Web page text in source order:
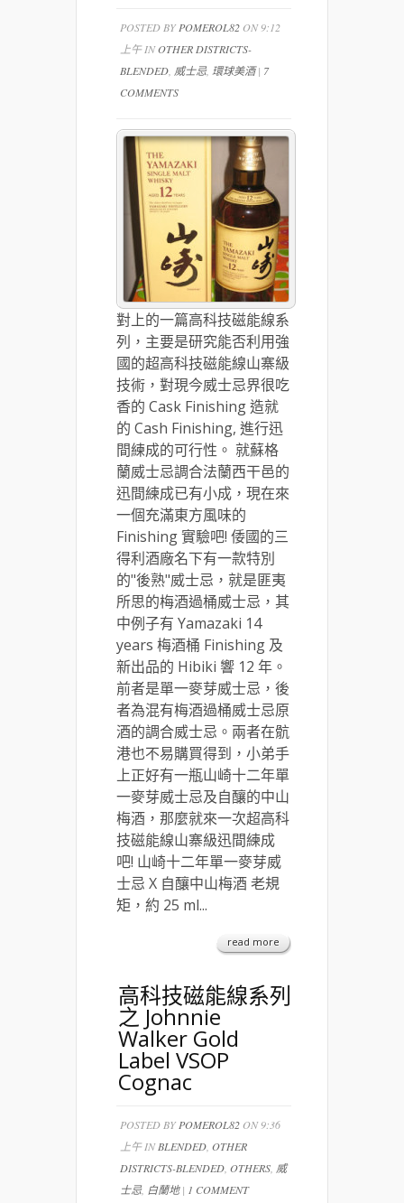
POSTED BY POMEROL82 ON 9:12
上午 INOTHER DISTRICTS-
BLENDED 威士忌, 環球美酒| 7
COMMENTS
對上的一篇高科技磁能線系
列，主要是研究能否利用強
國的超高科技磁能線山寨級
技術，對現今威士忌界很吃
香的 Cask Finishing 造就
的 Cash Finishing, 進行迅
間練成的可行性。 就蘇格
蘭威士忌調合法蘭西干邑的
迅間練成已有小成，現在來
一個充滿東方風味的
Finishing 實驗吧! 倭國的三
得利酒廠名下有一款特別
的"後熟"威士忌，就是匪夷
所思的梅酒過桶威士忌，其
中例子有 Yamazaki 14
years 梅酒桶 Finishing 及
新出品的 Hibiki 響 12 年。
前者是單一麥芽威士忌，後
者為混有梅酒過桶威士忌原
酒的調合威士忌。兩者在骯
港也不易購買得到，小弟手
上正好有一瓶山崎十二年單
一麥芽威士忌及自釀的中山
梅酒，那麼就來一次超高科
技磁能線山寨級迅間練成
吧! 山崎十二年單一麥芽威
士忌 X 自釀中山梅酒 老規
矩，約 25 ml...
read more
高科技磁能線系列
之 Johnnie
Walker Gold
Label VSOP
Cognac
POSTED BY POMEROL82 ON 9:36
上午 INBLENDED OTHER
DISTRICTS-BLENDED OTHERS 威
士忌, 白蘭地| 1 COMMENT